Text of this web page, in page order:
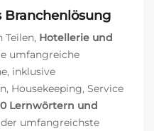
Branchenlösung
Teilen, Hotellerie und
umfangreiche
inklusive
Housekeeping, Service
Lernwörtern und
umfangreichste